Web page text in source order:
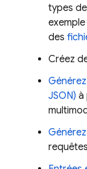
types
des
Créez
JSON) à